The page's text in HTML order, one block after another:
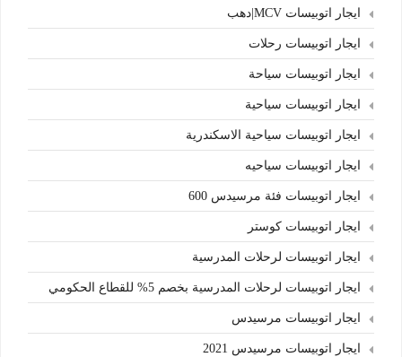
ايجار اتوبيسات MCV|دهب
ايجار اتوبيسات رحلات
ايجار اتوبيسات سياحة
ايجار اتوبيسات سياحية
ايجار اتوبيسات سياحية الاسكندرية
ايجار اتوبيسات سياحيه
ايجار اتوبيسات فئة مرسيدس 600
ايجار اتوبيسات كوستر
ايجار اتوبيسات لرحلات المدرسية
ايجار اتوبيسات لرحلات المدرسية بخصم 5% للقطاع الحكومي
ايجار اتوبيسات مرسيدس
ايجار اتوبيسات مرسيدس 2021